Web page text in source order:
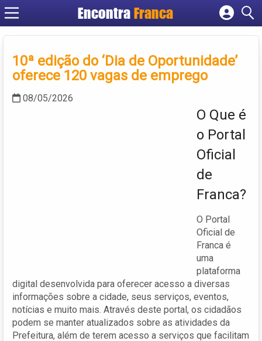
Encontra Franca
Cadastrar empresa
Criar conta
10ª edição do ‘Dia de Oportunidade’
oferece 120 vagas de emprego
08/05/2026
O Que é
o Portal
Oficial
de
Franca?
O Portal
Oficial de
Franca é
uma
plataforma
digital desenvolvida para oferecer acesso a diversas
informações sobre a cidade, seus serviços, eventos,
notícias e muito mais. Através deste portal, os cidadãos
podem se manter atualizados sobre as atividades da
Prefeitura, além de terem acesso a serviços que facilitam